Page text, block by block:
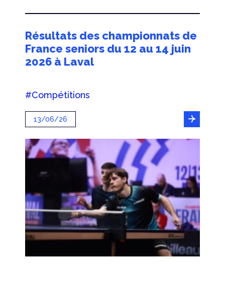
Résultats des championnats de
France seniors du 12 au 14 juin
2026 à Laval
#Compétitions
13/06/26